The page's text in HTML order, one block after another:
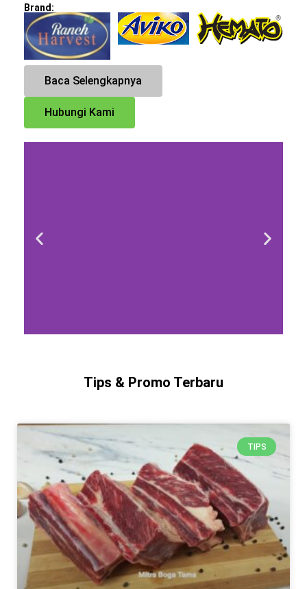
Brand:
Baca Selengkapnya
Hubungi Kami
Tips & Promo Terbaru
TIPS